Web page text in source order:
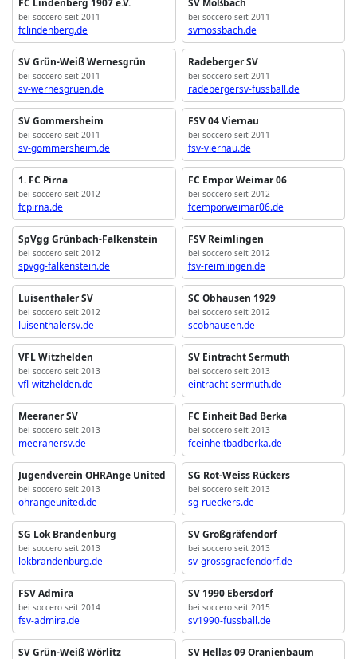
bei soccero seit 2011
fclindenberg.de
bei soccero seit 2011
svmossbach.de
SV Grün-Weiß Wernesgrün
bei soccero seit 2011
sv-wernesgruen.de
Radeberger SV
bei soccero seit 2011
radebergersv-fussball.de
SV Gommersheim
bei soccero seit 2011
sv-gommersheim.de
FSV 04 Viernau
bei soccero seit 2011
fsv-viernau.de
1. FC Pirna
bei soccero seit 2012
fcpirna.de
FC Empor Weimar 06
bei soccero seit 2012
fcemporweimar06.de
SpVgg Grünbach-Falkenstein
bei soccero seit 2012
spvgg-falkenstein.de
FSV Reimlingen
bei soccero seit 2012
fsv-reimlingen.de
Luisenthaler SV
bei soccero seit 2012
luisenthalersv.de
SC Obhausen 1929
bei soccero seit 2012
scobhausen.de
VFL Witzhelden
bei soccero seit 2013
vfl-witzhelden.de
SV Eintracht Sermuth
bei soccero seit 2013
eintracht-sermuth.de
Meeraner SV
bei soccero seit 2013
meeranersv.de
FC Einheit Bad Berka
bei soccero seit 2013
fceinheitbadberka.de
Jugendverein OHRAnge United
bei soccero seit 2013
ohrangeunited.de
SG Rot-Weiss Rückers
bei soccero seit 2013
sg-rueckers.de
SG Lok Brandenburg
bei soccero seit 2013
lokbrandenburg.de
SV Großgräfendorf
bei soccero seit 2013
sv-grossgraefendorf.de
FSV Admira
bei soccero seit 2014
fsv-admira.de
SV 1990 Ebersdorf
bei soccero seit 2015
sv1990-fussball.de
SV Grün-Weiß Wörlitz SV Hellas 09 Oranienbaum